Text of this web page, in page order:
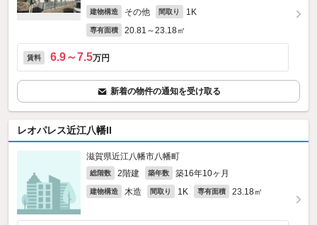
建物構造 その他 間取り 1K
専有面積 20.81～23.18㎡
賃料 6.9～7.5万円
新着の物件の通知を受け取る
レオパレス近江八幡II
滋賀県近江八幡市八幡町
総階数 2階建 築年数 築16年10ヶ月
建物構造 木造 間取り 1K 専有面積 23.18㎡